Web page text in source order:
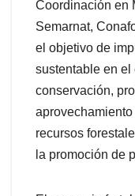
Coordinación en
Semarnat,
el objetivo de
sustentable en el
conservación,
recursos
la promoción de